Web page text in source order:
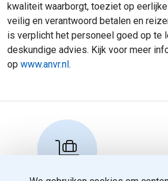
kwaliteit waarborgt, toeziet op
veilig en verantwoord betalen en
is verplicht het personeel goed op te
deskundige advies. Kijk voor meer
op www.anvr.nl .